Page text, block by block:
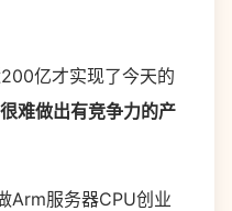
亿才实现了今天的
难做出有竞争力的产
Arm服务器CPU创业